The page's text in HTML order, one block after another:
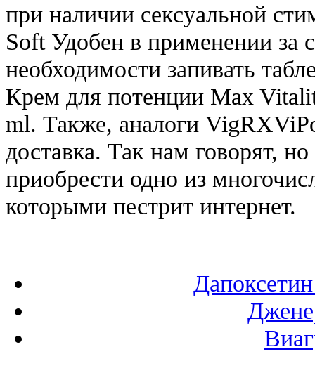
при наличии сексуальной
Soft Удобен в применении за
необходимости запивать
Крем для потенции Max
ml. Также, аналоги
доставка. Так нам говорят,
приобрести одно из
которыми пестрит интернет.